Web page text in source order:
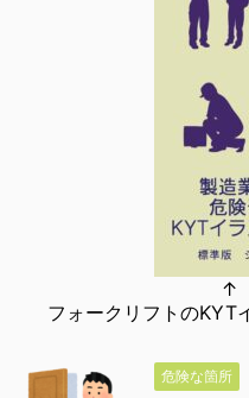
↑
フォークリフトのKYT
危険な箇所